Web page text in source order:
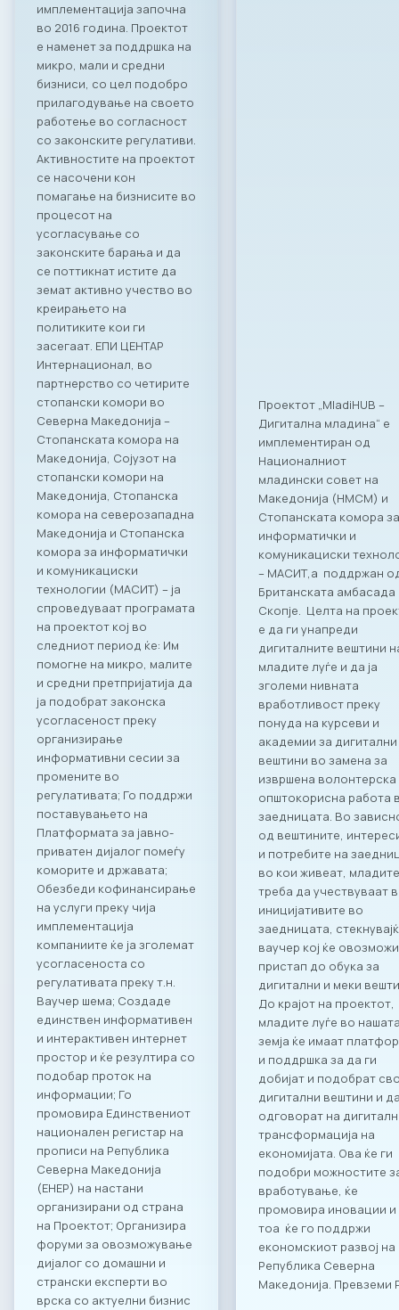
имплементација започна
во 2016 година. Проектот
е наменет за поддршка на
микро, мали и средни
бизниси, со цел подобро
прилагодување на своето
работење во согласност
со законските регулативи.
Активностите на проектот
се насочени кон
помагање на бизнисите во
процесот на
усогласување со
законските барања и да
се поттикнат истите да
земат активно учество во
креирањето на
политиките кои ги
засегаат. ЕПИ ЦЕНТАР
Интернационал, во
партнерство со четирите
стопански комори во
Северна Македонија –
Стопанската комора на
Македонија, Сојузот на
стопански комори на
Македонија, Стопанска
комора на северозападна
Македонија и Стопанска
комора за информатички
и комуникациски
технологии (МАСИТ) – ја
спроведуваат програмата
на проектот кој во
следниот период ќе: Им
помогне на микро, малите
и средни претпријатија да
ја подобрат законска
усогласеност преку
организирање
информативни сесии за
промените во
регулативатa; Го поддржи
поставувањето на
Платформата за јавно-
приватен дијалог помеѓу
коморите и државата;
Обезбеди кофинансирање
на услуги преку чија
имплементација
компаниите ќе ја зголемат
усогласеноста со
регулативата преку т.н.
Ваучер шема; Создаде
единствен информативен
и интерактивен интернет
простор и ќе резултира со
подобар проток на
информации; Го
промовира Единствениот
национален регистар на
прописи на Република
Северна Македонија
(ЕНЕР) на настани
организирани од страна
на Проектот; Организира
форуми за овозможување
дијалог со домашни и
странски експерти во
врска со актуелни бизнис
Проектот „MladiHUB –
Дигитална младина“ е
имплементиран од
Националниот
младински совет на
Македонија (НМСМ) и
Стопанската комора за
информатички и
комуникациски
– МАСИТ,а поддржан
Британската амбасада
Скопје. Целта на
е да ги унапреди
дигиталните вештини
младите луѓе и да ја
зголеми нивната
вработливост преку
понуда на курсеви и
академии за дигитални
вештини во замена за
извршена волонтерска
општокорисна работа
заедницата. Во
од вештините,
и потребите на
во кои живеат,
треба да учествуваат
иницијативите во
заедницата,
ваучер кој ќе овозможи
пристап до обука за
дигитални и меки
До крајот на проектот,
младите луѓе во
земја ќе имаат
и поддршка за да ги
добијат и подобрат
дигитални вештини и
одговорат на
трансформација на
економијата. Ова ќе ги
подобри можностите
вработување, ќе
промовира иновации и
тоа ќе го поддржи
економскиот развој на
Република Северна
Македонија. Превземи